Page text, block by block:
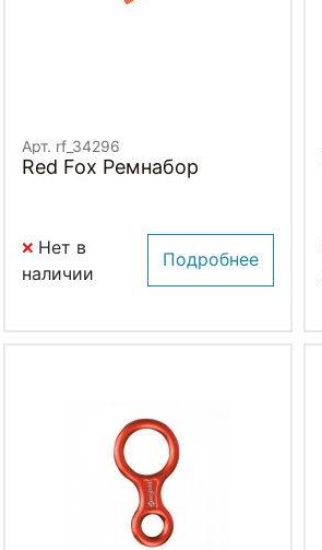
Арт. rf_34296
Red Fox Ремнабор
Нет в
наличии
Подробнее